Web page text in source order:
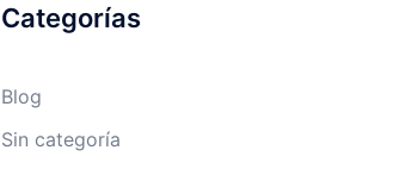
Categorías
Blog
Sin categoría